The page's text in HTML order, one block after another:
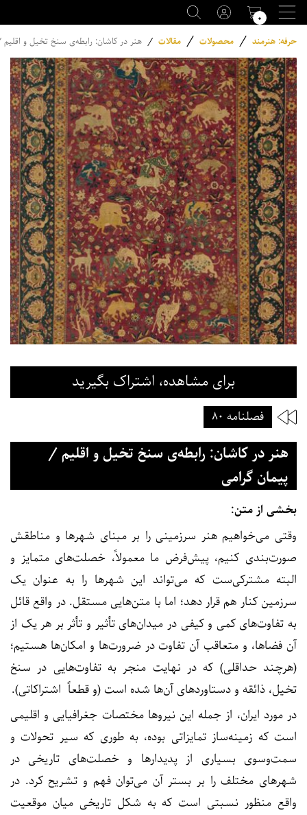
۰
حرفه: هنرمند / محصولات / مقالات / هنر در کاشان: رابطه‌ی سنخ تخیل و
برای مشاهده، اشتراک بگیرید
فصلنامه ۸۰
هنر در کاشان: رابطه‌ی سنخ تخیل و اقلیم /
پیمان گرامی
بخشی از متن:
وقتی می‌خواهیم هنر سرزمینی را بر مبنای شهرها و مناطقش
صورت‌بندی کنیم، پیش‌فرض ما معمولاً، خصلت‌های متمایز و
البته مشترکی‌ست که می‌تواند این شهرها را به عنوان یک
سرزمین کنار هم قرار دهد؛ اما با متن‌هایی مستقل. در واقع قائل
به تفاوت‌های کمی و کیفی در میدان‌های تأثیر و تأثر بر هر یک از
آن فضاها، و متعاقب آن تفاوت در ضرورت‌ها و امکان‌ها هستیم؛
(هرچند حداقلی) که در نهایت منجر به تفاوت‌هایی در سنخ
تخیل، ذائقه و دستاوردهای آن‌ها شده است (و قطعاً اشتراکاتی).
در مورد ایران، از جمله این نیروها مختصات جغرافیایی و اقلیمی‌
است که زمینه‌ساز تمایزاتی بوده، به‌ طوری که سیر تحولات و
سمت‌و‌سوی بسیاری از پدیدارها و خصلت‌های تاریخی در
شهرهای مختلف را بر بستر آن می‌توان فهم و تشریح کرد. در
واقع منظور نسبتی است که به شکل تاریخی میان موقعیت